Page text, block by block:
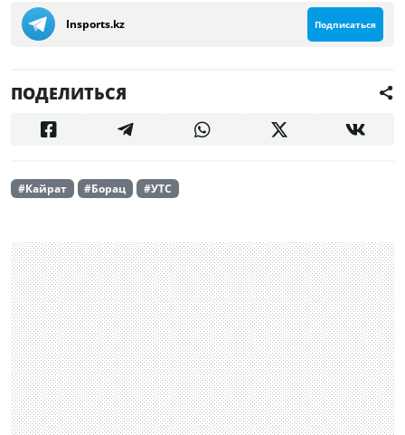
Insports.kz Подписаться
ПОДЕЛИТЬСЯ
#Кайрат #Борац #УТС